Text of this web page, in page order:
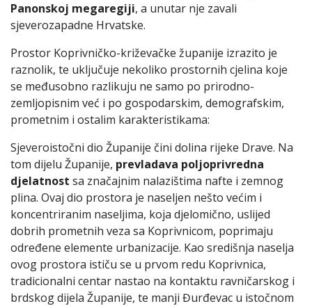
Panonskoj megaregiji, a unutar nje zavali
sjeverozapadne Hrvatske.
Prostor Koprivničko-križevačke županije izrazito je
raznolik, te uključuje nekoliko prostornih cjelina koje
se međusobno razlikuju ne samo po prirodno-
zemljopisnim već i po gospodarskim, demografskim,
prometnim i ostalim karakteristikama:
Sjeveroistočni dio Županije čini dolina rijeke Drave. Na
tom dijelu Županije, prevladava poljoprivredna
djelatnost sa značajnim nalazištima nafte i zemnog
plina. Ovaj dio prostora je naseljen nešto većim i
koncentriranim naseljima, koja djelomično, uslijed
dobrih prometnih veza sa Koprivnicom, poprimaju
određene elemente urbanizacije. Kao središnja naselja
ovog prostora ističu se u prvom redu Koprivnica,
tradicionalni centar nastao na kontaktu ravničarskog i
brdskog dijela Županije, te manji Đurđevac u istočnom